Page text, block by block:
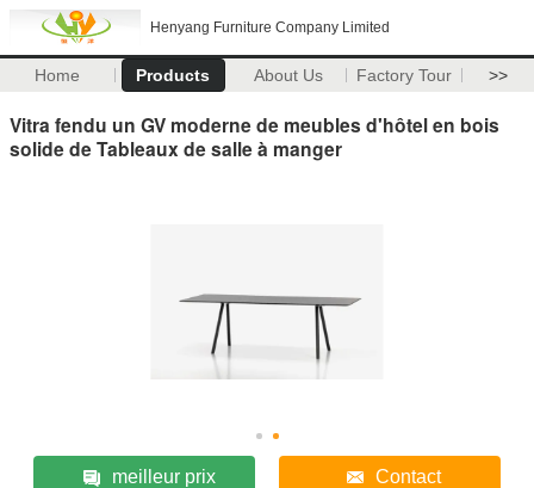
Henyang Furniture Company Limited
Home Products About Us Factory Tour >>
Vitra fendu un GV moderne de meubles d'hôtel en bois
solide de Tableaux de salle à manger
meilleur prix Contact